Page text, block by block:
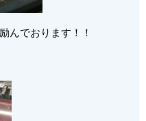
んでおります！！